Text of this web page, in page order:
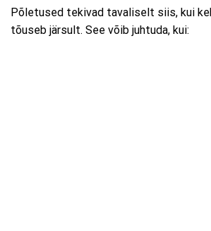
Põletused tekivad tavaliselt siis, kui
tõuseb järsult. See võib juhtuda, kui: